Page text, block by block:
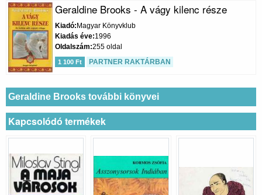
Geraldine Brooks - A vágy kilenc része
Kiadó Magyar Könyvklub
Kiadás éve 1996
Oldalszám 255 oldal
1 100 Ft PARTNER RAKTÁRBAN
Geraldine Brooks további könyvei
Kapcsolódó termékek